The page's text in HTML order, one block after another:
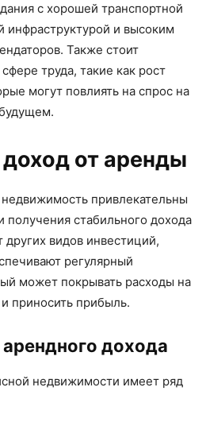
с хорошей транспортной
инфраструктурой и высоким
Также стоит
труда, такие как рост
могут повлиять на спрос на
от аренды
привлекательны
получения стабильного дохода
видов инвестиций,
регулярный
может покрывать расходы на
приносить прибыль.
дохода
недвижимости имеет ряд